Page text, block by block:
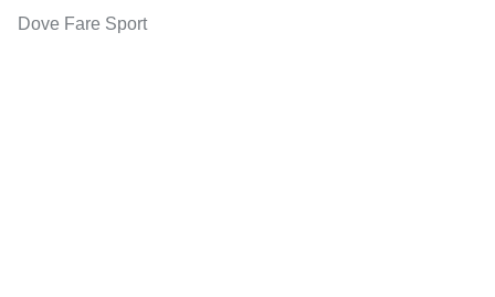
Dove Fare Sport